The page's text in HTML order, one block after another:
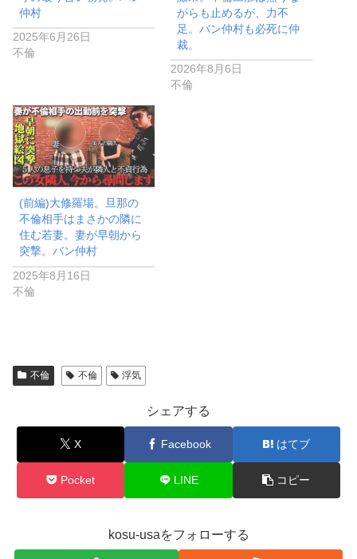
仲村
2025年6月26日
不倫
がらも止めるが、力不
足。バン仲村も必死に仲
裁。
2026年8月6日
不倫
(前編)大修羅場。旦那の
不倫相手はまさかの隣に
住む若妻。妻が早朝から
突撃。バン仲村
2025年8月16日
不倫
不倫 不倫 浮気
シェアする
X Facebook はてブ
Pocket LINE コピー
kosu-usaをフォローする